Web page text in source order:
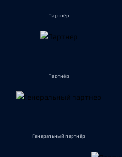
Партнёр
Партнёр
Генеральный партнёр